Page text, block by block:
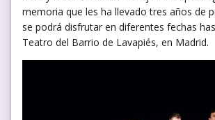
memoria que les ha llevado tres años de
se podrá disfrutar en diferentes fechas
Teatro del Barrio de Lavapiés, en Madrid.